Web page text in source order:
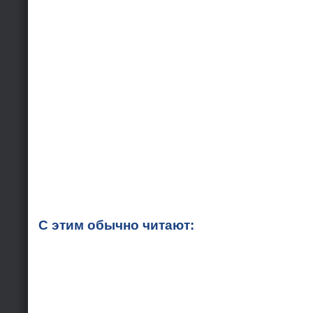
С этим обычно читают: